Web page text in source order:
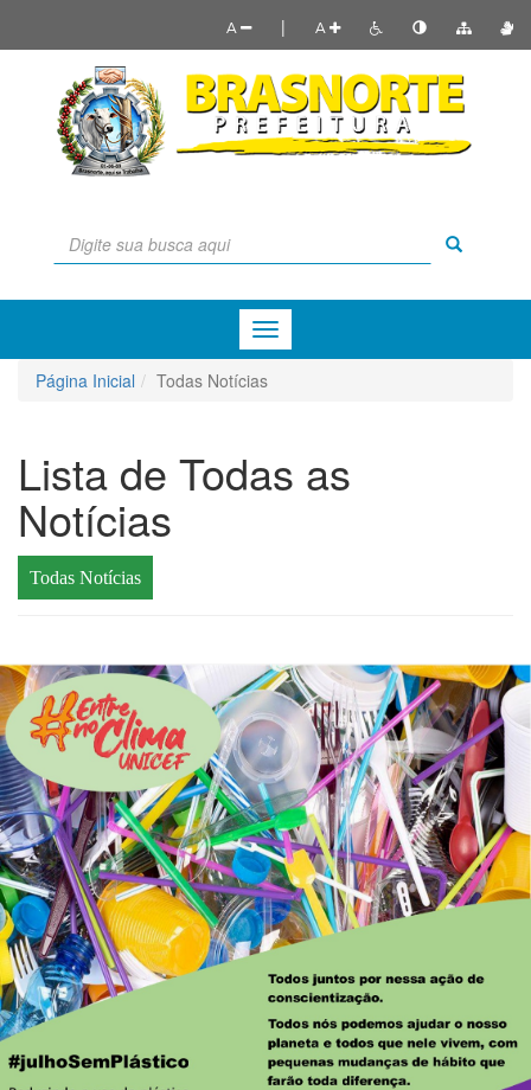
A | A
Menu
de
Navegação
Página Inicial Todas Notícias
Lista de Todas as
Notícias
Todas Notícias